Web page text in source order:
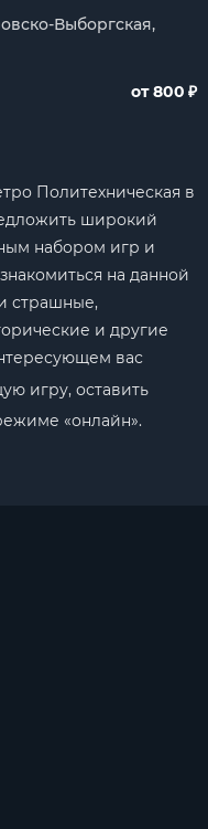
Выборгская,
от 800 ₽
Политехническая в
широкий
набором игр и
на данной
страшные,
и другие
вас
игру, оставить
«онлайн».